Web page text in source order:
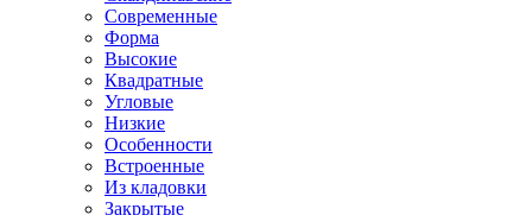
Современные
Форма
Высокие
Квадратные
Угловые
Низкие
Особенности
Встроенные
Из кладовки
Закрытые